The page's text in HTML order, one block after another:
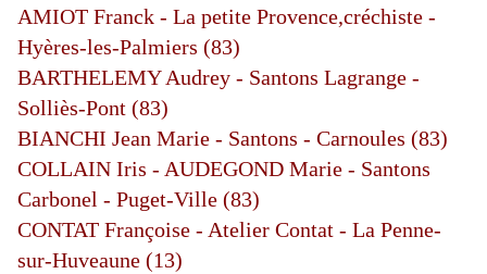
AMIOT Franck - La petite Provence,créchiste -
Hyères-les-Palmiers (83)
BARTHELEMY Audrey - Santons Lagrange -
Solliès-Pont (83)
BIANCHI Jean Marie - Santons - Carnoules (83)
COLLAIN Iris - AUDEGOND Marie - Santons
Carbonel - Puget-Ville (83)
CONTAT Françoise - Atelier Contat - La Penne-
sur-Huveaune (13)